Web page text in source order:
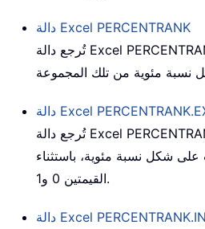
دالة Excel PERCENTRANK
تُرجع دالة Excel PERCENTRANK رتبة قيمة ما ضمن
دالة Excel
تُرجع دالة Excel PERCENTRANK.EXC رتبة قيمة ما
شكل نسبة مئوية، باستثناء
القيمتين 0 و1.
دالة Excel